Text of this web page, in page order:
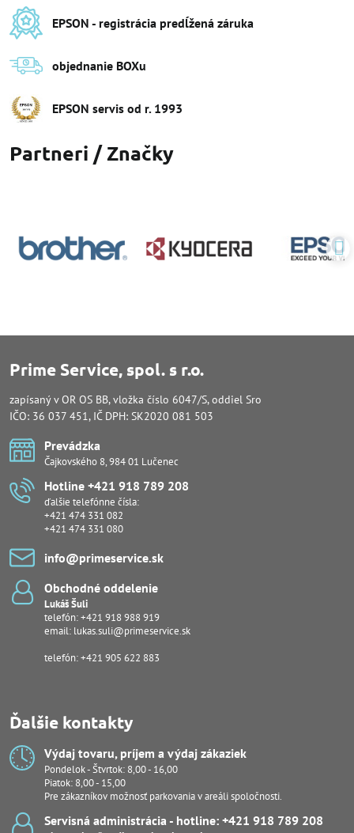
EPSON - registrácia predĺžená záruka
objednanie BOXu
EPSON servis od r​. 1993
Partneri / Značky
Prime Service, spol. s r.o.
zapísaný v OR OS BB, vložka číslo 6047/S, oddiel Sro
IČO: 36 037 451, IČ DPH: SK2020 081 503
Prevádzka
Čajkovského 8, 984 01 Lučenec
Hotline +421 918 789 208
ďalšie telefónne čísla:
+421 474 331 082
+421 474 331 080
info​@primeservice​.sk
Obchodné oddelenie
Lukáš Šuli
telefón:+421 918 988 919
email: lukas.suli@primeservice.sk
telefón: +421 905 622 883
Ďalšie kontakty
Výdaj tovaru, príjem a výdaj zákaziek
Pondelok - Štvrtok: 8,00 - 16,00
Piatok: 8,00 - 15,00
Pre zákazníkov možnosť parkovania v areáli spoločnosti.
Servisná administrácia - hotline: +421 918 789 208